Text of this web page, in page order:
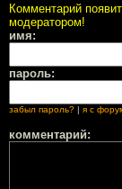
Комментарий
модератором!
имя:
пароль:
забыл пароль? | я с
комментарий: